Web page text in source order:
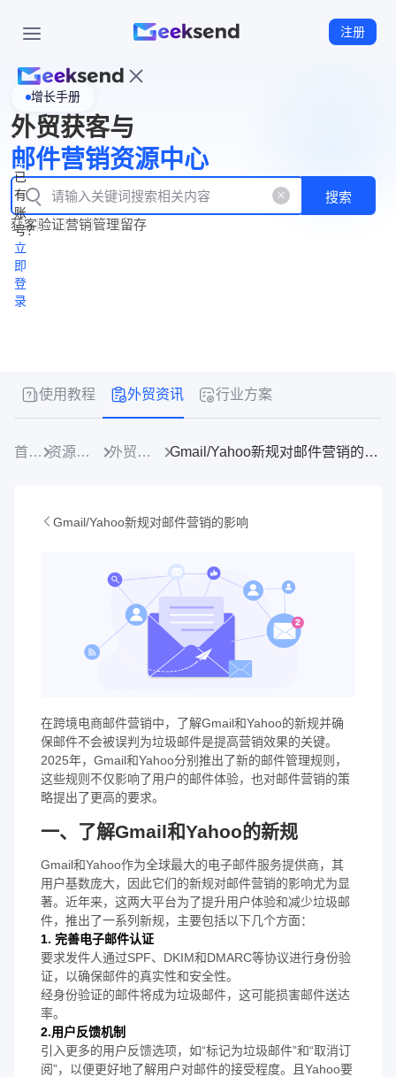
注册
页
WhatsApp
企业号
New
产
品
功
能
产
品
价
格
资
源
中
心
立
即
注
册
已
有
账
号？
立
即
登
录
增长手册
外贸获客与
邮件营销资源中心
搜索
获客验证营销管理留存
使用教程 外贸资讯 行业方案
首页 资源中心 外贸资讯 Gmail/Yahoo新规对邮件营销的影响
Gmail/Yahoo新规对邮件营销的影响
在跨境电商邮件营销中，了解Gmail和Yahoo的新规并确
保邮件不会被误判为垃圾邮件是提高营销效果的关键。
2025年，Gmail和Yahoo分别推出了新的邮件管理规则，
这些规则不仅影响了用户的邮件体验，也对邮件营销的策
略提出了更高的要求。
一、了解Gmail和Yahoo的新规
Gmail和Yahoo作为全球最大的电子邮件服务提供商，其
用户基数庞大，因此它们的新规对邮件营销的影响尤为显
著。近年来，这两大平台为了提升用户体验和减少垃圾邮
件，推出了一系列新规，主要包括以下几个方面：
1. 完善电子邮件认证
要求发件人通过SPF、DKIM和DMARC等协议进行身份验
证，以确保邮件的真实性和安全性。
经身份验证的邮件将成为垃圾邮件，这可能损害邮件送达
率。
2.用户反馈机制
引入更多的用户反馈选项，如“标记为垃圾邮件”和“取消订
阅”，以便更好地了解用户对邮件的接受程度。且Yahoo要